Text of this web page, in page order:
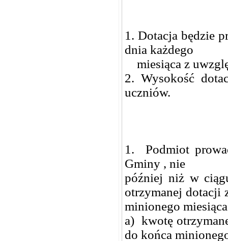
1. Dotacja będzie
dnia każdego
miesiąca z
2. Wysokość
uczniów.
1. Podmiot
Gminy , nie
później niż w
otrzymanej dotacji
minionego
a) kwotę
do końca